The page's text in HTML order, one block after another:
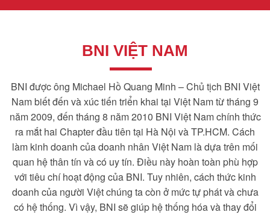
BNI VIỆT NAM
BNI được ông Michael Hồ Quang Minh – Chủ tịch BNI Việt
Nam biết đến và xúc tiến triển khai tại Việt Nam từ tháng 9
năm 2009, đến tháng 8 năm 2010 BNI Việt Nam chính thức
ra mắt hai Chapter đầu tiên tại Hà Nội và TP.HCM. Cách
làm kinh doanh của doanh nhân Việt Nam là dựa trên mối
quan hệ thân tín và có uy tín. Điều này hoàn toàn phù hợp
với tiêu chí hoạt động của BNI. Tuy nhiên, cách thức kinh
doanh của người Việt chúng ta còn ở mức tự phát và chưa
có hệ thống. Vì vậy, BNI sẽ giúp hệ thống hóa và thay đổi